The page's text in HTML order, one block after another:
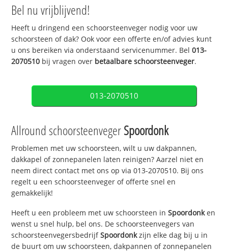
Bel nu vrijblijvend!
Heeft u dringend een schoorsteenveger nodig voor uw
schoorsteen of dak? Ook voor een offerte en/of advies kunt
u ons bereiken via onderstaand servicenummer. Bel013-
2070510 bij vragen over betaalbare schoorsteenveger.
013-2070510
Allround schoorsteenvegerSpoordonk
Problemen met uw schoorsteen, wilt u uw dakpannen,
dakkapel of zonnepanelen laten reinigen? Aarzel niet en
neem direct contact met ons op via 013-2070510. Bij ons
regelt u een schoorsteenveger of offerte snel en
gemakkelijk!
Heeft u een probleem met uw schoorsteen inSpoordonken
wenst u snel hulp, bel ons. De schoorsteenvegers van
schoorsteenvegersbedrijfSpoordonkzijn elke dag bij u in
de buurt om uw schoorsteen, dakpannen of zonnepanelen